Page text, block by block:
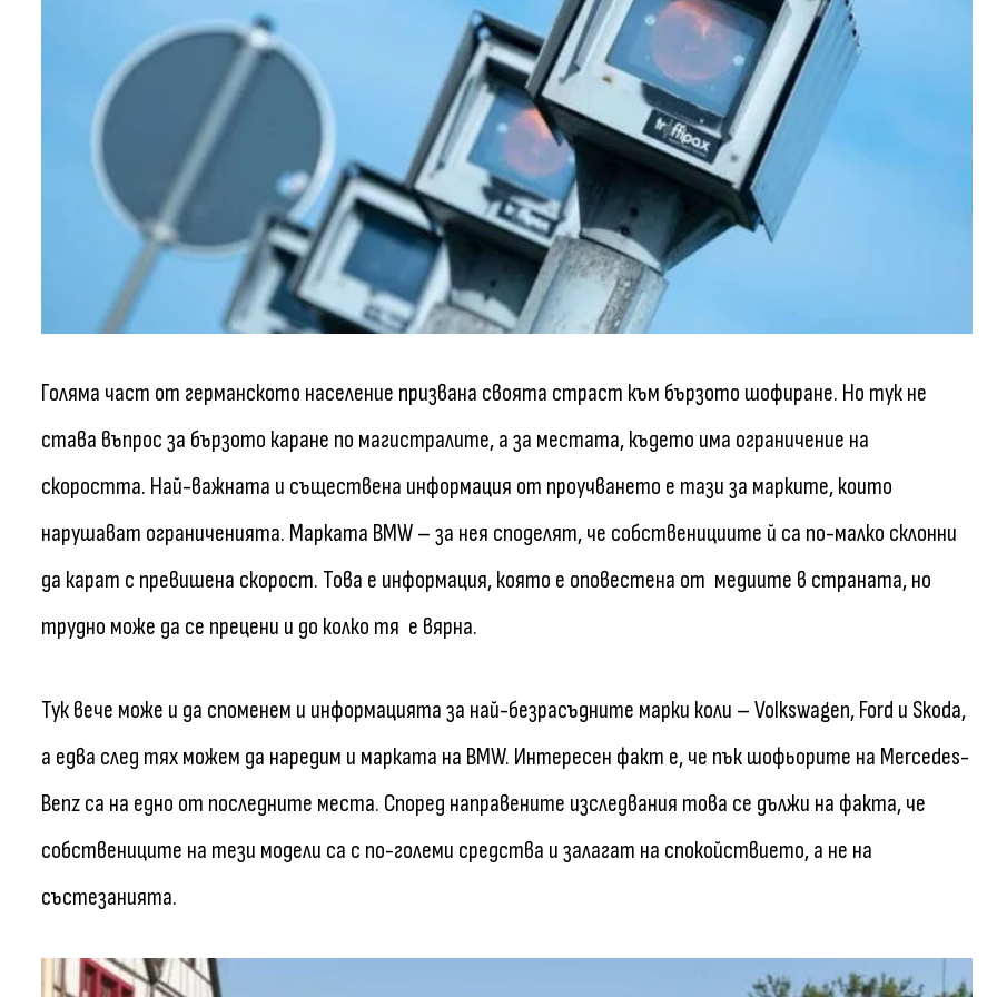
Голяма част от германското население призвана своята страст към бързото шофиране. Но тук не
става въпрос за бързото каране по магистралите, а за местата, където има ограничение на
скоростта. Най-важната и съществена информация от проучването е тази за марките, които
нарушават ограниченията. Марката BMW – за нея споделят, че собственициите й са по-малко склонни
да карат с превишена скорост. Това е информация, която е оповестена от медиите в страната, но
трудно може да се прецени и до колко тя е вярна.
Тук вече може и да споменем и информацията за най-безрасъдните марки коли – Volkswagen, Ford и Skoda,
а едва след тях можем да наредим и марката на BMW. Интересен факт е, че пък шофьорите на Mercedes-
Benz са на едно от последните места. Според направените изследвания това се дължи на факта, че
собствениците на тези модели са с по-големи средства и залагат на спокойствието, а не на
състезанията.